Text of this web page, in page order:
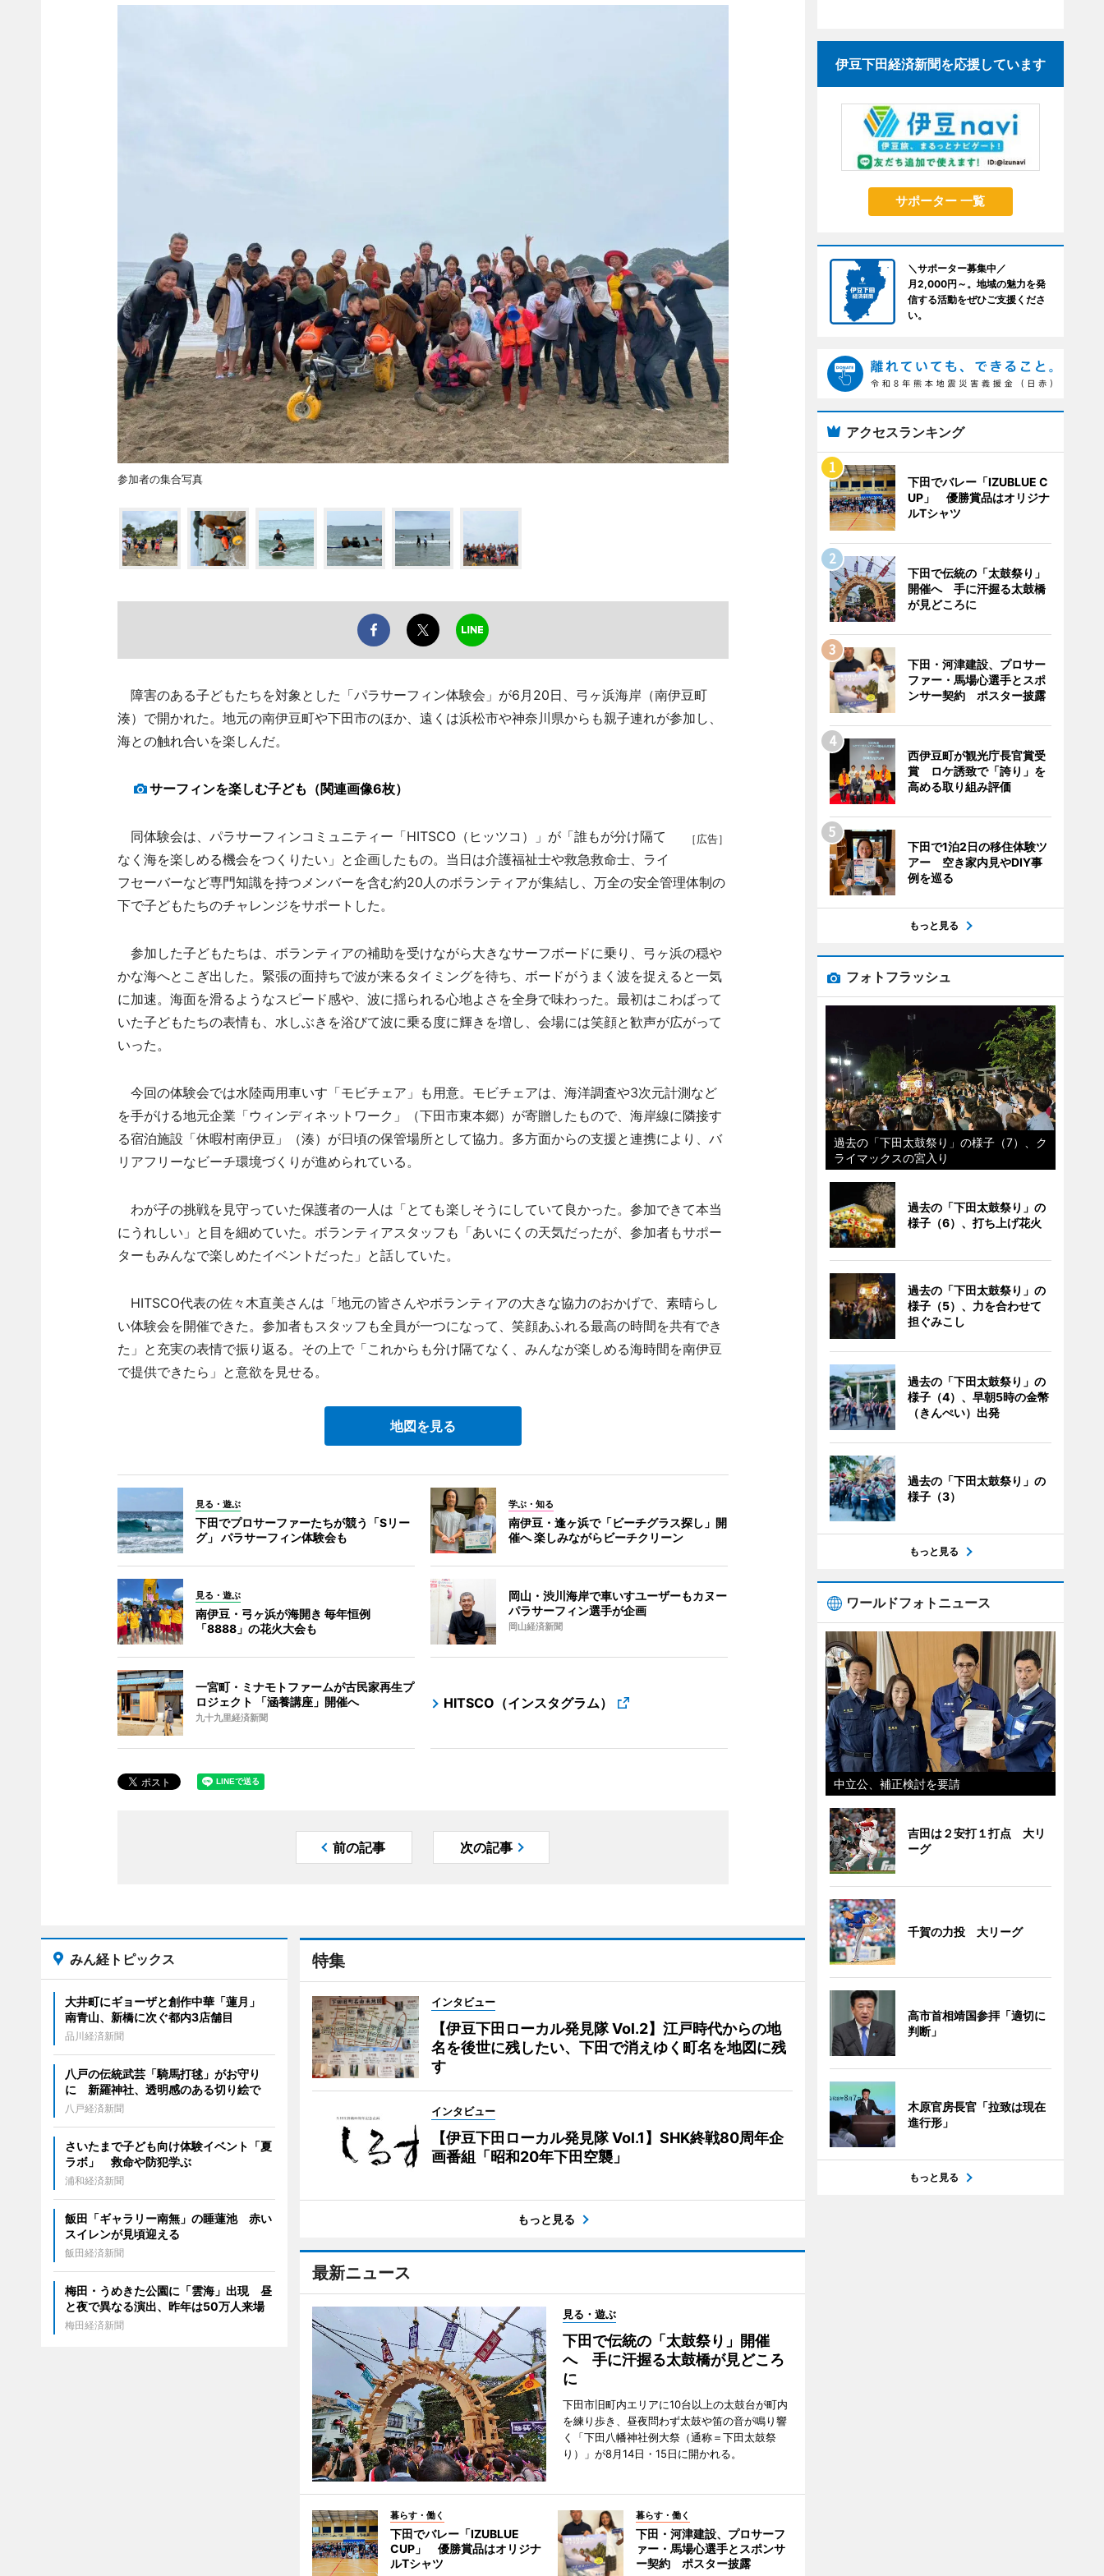
参加者の集合写真
障害のある子どもたちを対象とした「パラサーフィン体験会」が6月20日、弓ヶ浜海岸（南伊豆町
湊）で開かれた。地元の南伊豆町や下田市のほか、遠くは浜松市や神奈川県からも親子連れが参加し、
海との触れ合いを楽しんだ。
サーフィンを楽しむ子ども（関連画像6枚）
［広告］
同体験会は、パラサーフィンコミュニティー「HITSCO（ヒッツコ）」が「誰もが分け隔て
なく海を楽しめる機会をつくりたい」と企画したもの。当日は介護福祉士や救急救命士、ライ
フセーバーなど専門知識を持つメンバーを含む約20人のボランティアが集結し、万全の安全管理体制の
下で子どもたちのチャレンジをサポートした。
参加した子どもたちは、ボランティアの補助を受けながら大きなサーフボードに乗り、弓ヶ浜の穏や
かな海へとこぎ出した。緊張の面持ちで波が来るタイミングを待ち、ボードがうまく波を捉えると一気
に加速。海面を滑るようなスピード感や、波に揺られる心地よさを全身で味わった。最初はこわばって
いた子どもたちの表情も、水しぶきを浴びて波に乗る度に輝きを増し、会場には笑顔と歓声が広がって
いった。
今回の体験会では水陸両用車いす「モビチェア」も用意。モビチェアは、海洋調査や3次元計測など
を手がける地元企業「ウィンディネットワーク」（下田市東本郷）が寄贈したもので、海岸線に隣接す
る宿泊施設「休暇村南伊豆」（湊）が日頃の保管場所として協力。多方面からの支援と連携により、バ
リアフリーなビーチ環境づくりが進められている。
わが子の挑戦を見守っていた保護者の一人は「とても楽しそうにしていて良かった。参加できて本当
にうれしい」と目を細めていた。ボランティアスタッフも「あいにくの天気だったが、参加者もサポー
ターもみんなで楽しめたイベントだった」と話していた。
HITSCO代表の佐々木直美さんは「地元の皆さんやボランティアの大きな協力のおかげで、素晴らし
い体験会を開催できた。参加者もスタッフも全員が一つになって、笑顔あふれる最高の時間を共有でき
た」と充実の表情で振り返る。その上で「これからも分け隔てなく、みんなが楽しめる海時間を南伊豆
で提供できたら」と意欲を見せる。
地図を見る
見る・遊ぶ
下田でプロサーファーたちが競う「Sリー
グ」 パラサーフィン体験会も
学ぶ・知る
南伊豆・逢ヶ浜で「ビーチグラス探し」開
催へ 楽しみながらビーチクリーン
見る・遊ぶ
南伊豆・弓ヶ浜が海開き 毎年恒例
「8888」の花火大会も
岡山・渋川海岸で車いすユーザーもカヌー
パラサーフィン選手が企画
岡山経済新聞
一宮町・ミナモトファームが古民家再生プ
ロジェクト 「涵養講座」開催へ
九十九里経済新聞
HITSCO（インスタグラム）
前の記事 次の記事
特集
インタビュー
【伊豆下田ローカル発見隊 Vol.2】江戸時代からの地
名を後世に残したい、下田で消えゆく町名を地図に残
す
インタビュー
【伊豆下田ローカル発見隊 Vol.1】SHK終戦80周年企
画番組「昭和20年下田空襲」
もっと見る
最新ニュース
見る・遊ぶ
下田で伝統の「太鼓祭り」開催
へ 手に汗握る太鼓橋が見どころ
に
下田市旧町内エリアに10台以上の太鼓台が町内
を練り歩き、昼夜問わず太鼓や笛の音が鳴り響
く「下田八幡神社例大祭（通称＝下田太鼓祭
り）」が8月14日・15日に開かれる。
暮らす・働く
下田でバレー「IZUBLUE
CUP」 優勝賞品はオリジナ
ルTシャツ
暮らす・働く
下田・河津建設、プロサーフ
ァー・馬場心選手とスポンサ
ー契約 ポスター披露
みん経トピックス
大井町にギョーザと創作中華「蓮月」
南青山、新橋に次ぐ都内3店舗目
品川経済新聞
八戸の伝統武芸「騎馬打毬」がお守り
に 新羅神社、透明感のある切り絵で
八戸経済新聞
さいたまで子ども向け体験イベント「夏
ラボ」 救命や防犯学ぶ
浦和経済新聞
飯田「ギャラリー南無」の睡蓮池 赤い
スイレンが見頃迎える
飯田経済新聞
梅田・うめきた公園に「雲海」出現 昼
と夜で異なる演出、昨年は50万人来場
梅田経済新聞
伊豆下田経済新聞を応援しています
サポーター 一覧
＼サポーター募集中／
月2,000円～。地域の魅力を発
信する活動をぜひご支援くださ
い。
アクセスランキング
下田でバレー「IZUBLUE C
UP」 優勝賞品はオリジナ
ルTシャツ
下田で伝統の「太鼓祭り」
開催へ 手に汗握る太鼓橋
が見どころに
下田・河津建設、プロサー
ファー・馬場心選手とスポ
ンサー契約 ポスター披露
西伊豆町が観光庁長官賞受
賞 ロケ誘致で「誇り」を
高める取り組み評価
下田で1泊2日の移住体験ツ
アー 空き家内見やDIY事
例を巡る
もっと見る
フォトフラッシュ
過去の「下田太鼓祭り」の様子（7）、ク
ライマックスの宮入り
過去の「下田太鼓祭り」の
様子（6）、打ち上げ花火
過去の「下田太鼓祭り」の
様子（5）、力を合わせて
担ぐみこし
過去の「下田太鼓祭り」の
様子（4）、早朝5時の金幣
（きんぺい）出発
過去の「下田太鼓祭り」の
様子（3）
もっと見る
ワールドフォトニュース
中立公、補正検討を要請
吉田は２安打１打点 大リ
ーグ
千賀の力投 大リーグ
高市首相靖国参拝「適切に
判断」
木原官房長官「拉致は現在
進行形」
もっと見る